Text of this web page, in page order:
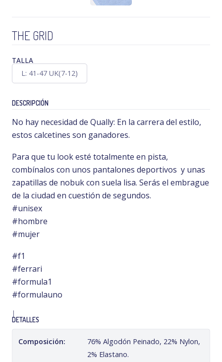
THE GRID
TALLA
L: 41-47 UK(7-12)
DESCRIPCIÓN
No hay necesidad de Qually: En la carrera del estilo,
estos calcetines son ganadores.
Para que tu look esté totalmente en pista,
combínalos con unos pantalones deportivos y unas
zapatillas de nobuk con suela lisa. Serás el embrague
de la ciudad en cuestión de segundos.
#unisex
#hombre
#mujer
#f1
#ferrari
#formula1
#formulauno
|
DETALLES
Composición:
76% Algodón Peinado, 22% Nylon,
2% Elastano.